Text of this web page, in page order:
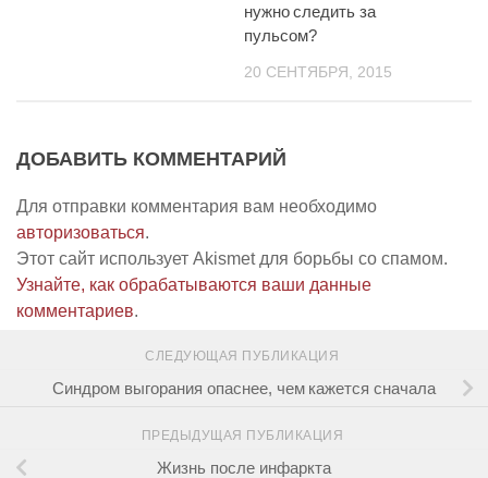
нужно следить за
пульсом?
20 СЕНТЯБРЯ, 2015
ДОБАВИТЬ КОММЕНТАРИЙ
Для отправки комментария вам необходимо
авторизоваться.
Этот сайт использует Akismet для борьбы со спамом.
Узнайте, как обрабатываются ваши данные
комментариев.
СЛЕДУЮЩАЯ ПУБЛИКАЦИЯ
Синдром выгорания опаснее, чем кажется сначала
ПРЕДЫДУЩАЯ ПУБЛИКАЦИЯ
Жизнь после инфаркта